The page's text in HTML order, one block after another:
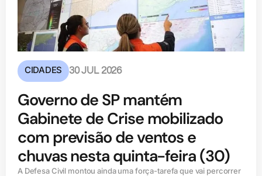
CIDADES 30 JUL 2026
Governo de SP mantém
Gabinete de Crise mobilizado
com previsão de ventos e
chuvas nesta quinta-feira (30)
A Defesa Civil montou ainda uma força-tarefa que vai percorrer